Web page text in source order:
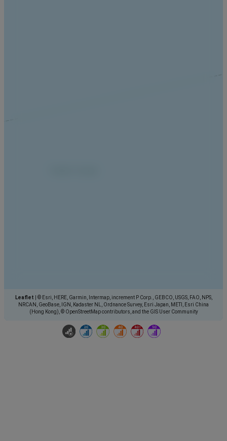
Leaflet
© Esri, HERE, Garmin, Intermap, increment P Corp., GEBCO, USGS, FAO, NPS,
NRCAN, GeoBase, IGN, Kadaster NL, Ordnance Survey, Esri Japan, METI, Esri China
(Hong Kong), © OpenStreetMap contributors, and the GIS User Community